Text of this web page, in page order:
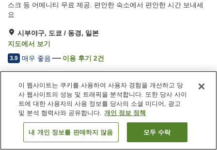
스크 등 어메니티 무료 제공. 편안한 숙소에서 편안한 시간 보내세
요
시부야구, 도쿄 / 동경, 일본
지도에서 보기
3.9 매우 좋음 이용 후기 2건
숙소 편의 시설/서비스
Wi-Fi
객실 보기
이 웹사이트는 쿠키를 사용하여 사용자 경험을 개선하고 당
사 웹사이트의 성능 및 트래픽을 분석합니다. 또한 당사 사이
트에 대한 사용자의 사용 정보를 당사의 소셜 미디어, 광고
및 분석 협력사와 공유합니다. 개인 정보 정책
내 개인 정보를 판매하지 않음 모두 수락